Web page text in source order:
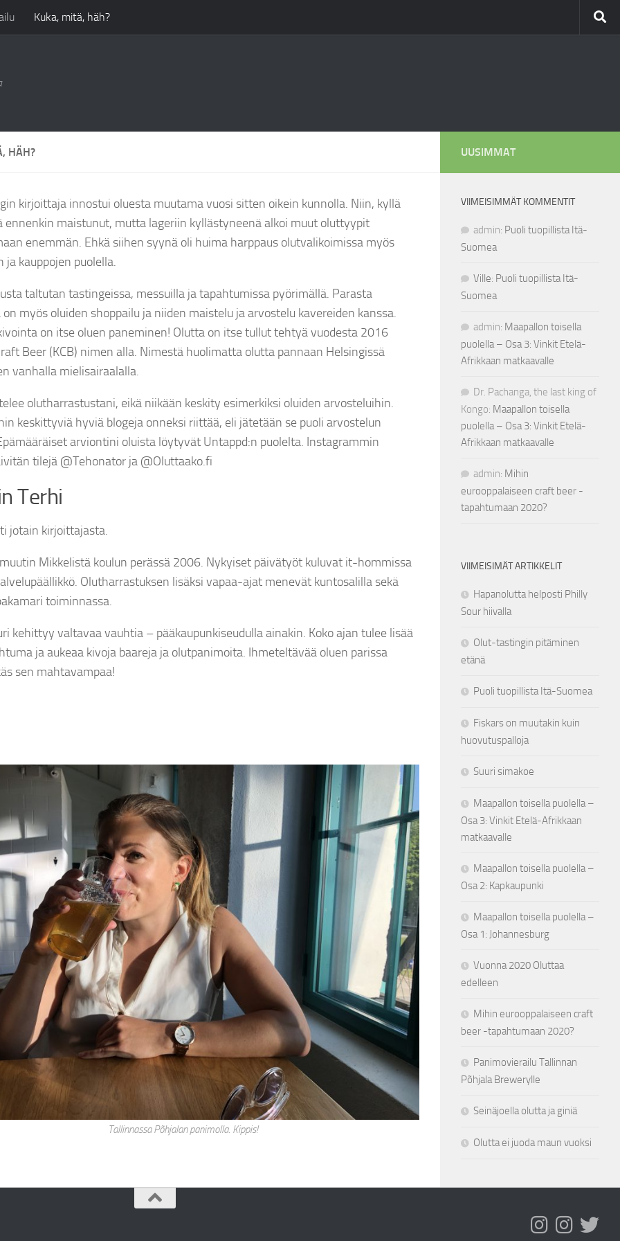
Kuka, mitä, häh?
HÄH?
kirjoittaja innostui oluesta muutama vuosi sitten oikein kunnolla. Niin, kyllä
ennenkin maistunut, mutta lageriin kyllästyneenä alkoi muut oluttyypit
enemmän. Ehkä siihen syynä oli huima harppaus olutvalikoimissa myös
ja kauppojen puolella.
taltutan tastingeissa, messuilla ja tapahtumissa pyörimällä. Parasta
myös oluiden shoppailu ja niiden maistelu ja arvostelu kavereiden kanssa.
on itse oluen paneminen! Olutta on itse tullut tehtyä vuodesta 2016
Beer (KCB) nimen alla. Nimestä huolimatta olutta pannaan Helsingissä
vanhalla mielisairaalalla.
olutharrastustani, eikä niikään keskity esimerkiksi oluiden arvosteluihin.
keskittyviä hyviä blogeja onneksi riittää, eli jätetään se puoli arvostelun
arviontini oluista löytyvät Untappd:n puolelta. Instagrammin
tilejä @Tehonator ja @Oluttaako.fi
Terhi
jotain kirjoittajasta.
Mikkelistä koulun perässä 2006. Nykyiset päivätyöt kuluvat it-hommissa
Olutharrastuksen lisäksi vapaa-ajat menevät kuntosalilla sekä
toiminnassa.
kehittyy valtavaa vauhtia – pääkaupunkiseudulla ainakin. Koko ajan tulee lisää
ja aukeaa kivoja baareja ja olutpanimoita. Ihmeteltävää oluen parissa
sen mahtavampaa!
Tallinnassa Põhjalan panimolla. Kippis!
julki ja tästä päivästä
Kaljaharrin tarina.
Brewsky X Omnipollo Blueberry Fluff Forever
@barski
#omnipollobrewing
#brewskihelsinki
Perjantain kunniaksi vuoden ensimmäinen
pussikalja ☀️
#paloasemanpanimo
#kissauniversumi
#lager
#merihaka
#craftbeer
#pussikalja
Vasemmalta oikealle - 2016:
todistetusti pantu hyvää ja
UUSIMMAT
VIIMEISIMMÄT KOMMENTIT
admin: Puoli tuopillista Itä-
Suomea
Ville: Puoli tuopillista Itä-
Suomea
admin: Maapallon toisella
puolella – Osa 3: Vinkit Etelä-
Afrikkaan matkaavalle
Dr. Pachanga, the last king of
Kongo: Maapallon toisella
puolella – Osa 3: Vinkit Etelä-
Afrikkaan matkaavalle
admin: Mihin
eurooppalaiseen craft beer -
tapahtumaan 2020?
VIIMEISIMÄT ARTIKKELIT
Hapanolutta helposti Philly
Sour hiivalla
Olut-tastingin pitäminen
etänä
Puoli tuopillista Itä-Suomea
Fiskars on muutakin kuin
huovutuspalloja
Suuri simakoe
Maapallon toisella puolella –
Osa 3: Vinkit Etelä-Afrikkaan
matkaavalle
Maapallon toisella puolella –
Osa 2: Kapkaupunki
Maapallon toisella puolella –
Osa 1: Johannesburg
Vuonna 2020 Oluttaa
edelleen
Mihin eurooppalaiseen craft
beer -tapahtumaan 2020?
Panimovierailu Tallinnan
Põhjala Brewerylle
Seinäjoella olutta ja giniä
Olutta ei juoda maun vuoksi